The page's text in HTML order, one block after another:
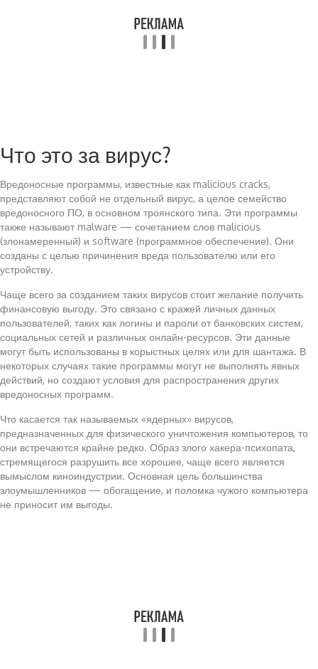
Что это за вирус?
Вредоносные программы, известные как malicious cracks,
представляют собой не отдельный вирус, а целое семейство
вредоносного ПО, в основном троянского типа. Эти программы
также называют malware — сочетанием слов malicious
(злонамеренный) и software (программное обеспечение). Они
созданы с целью причинения вреда пользователю или его
устройству.
Чаще всего за созданием таких вирусов стоит желание получить
финансовую выгоду. Это связано с кражей личных данных
пользователей, таких как логины и пароли от банковских систем,
социальных сетей и различных онлайн-ресурсов. Эти данные
могут быть использованы в корыстных целях или для шантажа. В
некоторых случаях такие программы могут не выполнять явных
действий, но создают условия для распространения других
вредоносных программ.
Что касается так называемых «ядерных» вирусов,
предназначенных для физического уничтожения компьютеров, то
они встречаются крайне редко. Образ злого хакера-психопата,
стремящегося разрушить все хорошее, чаще всего является
вымыслом киноиндустрии. Основная цель большинства
злоумышленников — обогащение, и поломка чужого компьютера
не приносит им выгоды.